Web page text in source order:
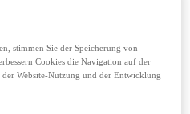
stimmen Sie der Speicherung von
Cookies die Navigation auf der
der Website-Nutzung und der Entwicklung